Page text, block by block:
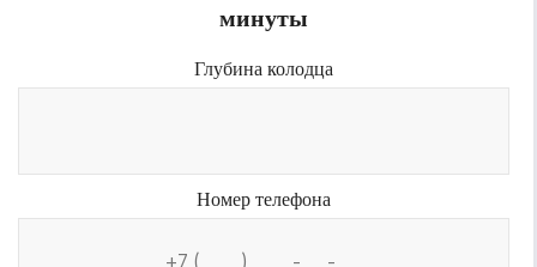
минуты
Глубина колодца
Номер телефона